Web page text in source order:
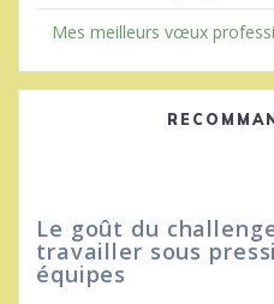
Mes meilleurs vœux
Le goût du
travailler sous
équipes